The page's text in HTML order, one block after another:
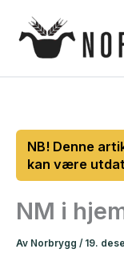
rett
NM i
Av Norbrygg / 19.